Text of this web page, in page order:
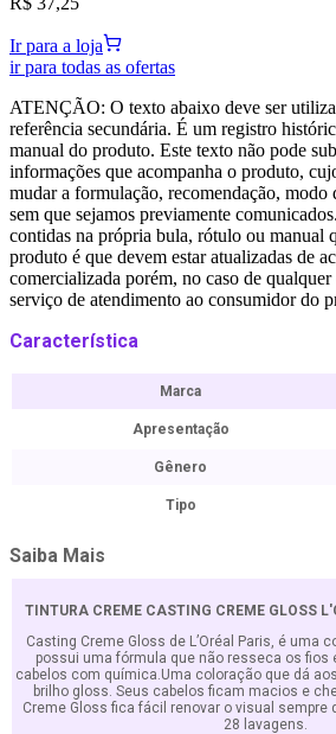
Ir para a loja
ir para todas as ofertas
ATENÇÃO: O texto abaixo deve ser
referência secundária. É um registro
manual do produto. Este texto não pode
informações que acompanha o produto,
mudar a formulação, recomendação, modo
sem que sejamos previamente
contidas na própria bula, rótulo ou manual
produto é que devem estar atualizadas de
comercializada porém, no caso de
serviço de atendimento ao consumidor do
Característica
Marca
Apresentação
Gênero
Tipo
Saiba Mais
TINTURA CREME CASTING CREME GLOSS
Casting Creme Gloss de L’Oréal Paris, é uma
possui uma fórmula que não resseca os fios
cabelos com química. Uma coloração que dá
brilho gloss. Seus cabelos ficam macios e
Creme Gloss fica fácil renovar o visual sempre
28 lavagens.